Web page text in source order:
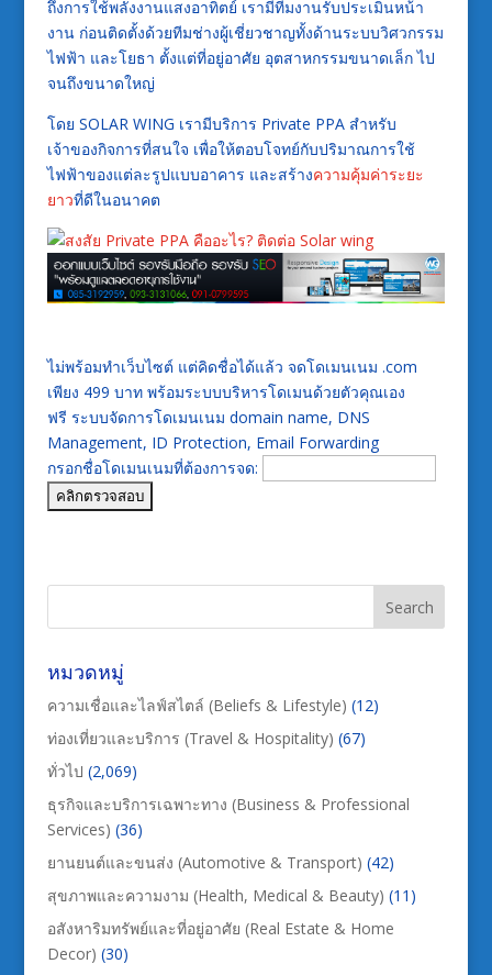
ถึงการใช้พลังงานแสงอาทิตย์ เรามีทีมงานรับประเมินหน้า
งาน ก่อนติดตั้งด้วยทีมช่างผู้เชี่ยวชาญทั้งด้านระบบวิศวกรรม
ไฟฟ้า และโยธา ตั้งแต่ที่อยู่อาศัย อุตสาหกรรมขนาดเล็ก ไป
จนถึงขนาดใหญ่
โดย SOLAR WING เรามีบริการ Private PPA สำหรับ
เจ้าของกิจการที่สนใจ เพื่อให้ตอบโจทย์กับปริมาณการใช้
ไฟฟ้าของแต่ละรูปแบบอาคาร และสร้างความคุ้มค่าระยะ
ยาวที่ดีในอนาคต
ไม่พร้อมทำเว็บไซต์ แต่คิดชื่อได้แล้ว จดโดเมนเนม .com
เพียง 499 บาท พร้อมระบบบริหารโดเมนด้วยตัวคุณเอง
ฟรี ระบบจัดการโดเมนเนม domain name, DNS
Management, ID Protection, Email Forwarding
กรอกชื่อโดเมนเนมที่ต้องการจด:
หมวดหมู่
ความเชื่อและไลฟ์สไตล์ (Beliefs & Lifestyle) (12)
ท่องเที่ยวและบริการ (Travel & Hospitality) (67)
ทั่วไป (2,069)
ธุรกิจและบริการเฉพาะทาง (Business & Professional
Services) (36)
ยานยนต์และขนส่ง (Automotive & Transport) (42)
สุขภาพและความงาม (Health, Medical & Beauty) (11)
อสังหาริมทรัพย์และที่อยู่อาศัย (Real Estate & Home
Decor) (30)